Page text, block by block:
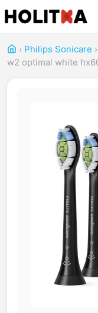
› Philips Sonicare ›
w2 optimal white